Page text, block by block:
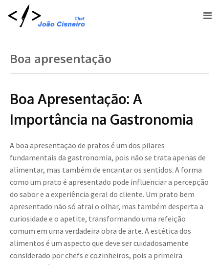
Boa apresentação
Boa Apresentação: A
Importância na Gastronomia
A boa apresentação de pratos é um dos pilares
fundamentais da gastronomia, pois não se trata apenas de
alimentar, mas também de encantar os sentidos. A forma
como um prato é apresentado pode influenciar a percepção
do sabor e a experiência geral do cliente. Um prato bem
apresentado não só atrai o olhar, mas também desperta a
curiosidade e o apetite, transformando uma refeição
comum em uma verdadeira obra de arte. A estética dos
alimentos é um aspecto que deve ser cuidadosamente
considerado por chefs e cozinheiros, pois a primeira